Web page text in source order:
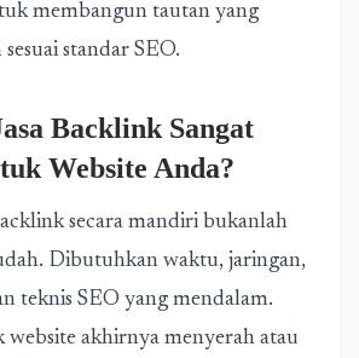
membangun tautan yang
standar SEO.
Backlink Sangat
Website Anda?
secara mandiri bukanlah
Dibutuhkan waktu, jaringan,
teknis SEO yang mendalam.
website akhirnya menyerah atau